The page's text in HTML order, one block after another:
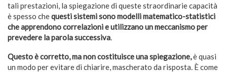
tali prestazioni, la spiegazione di queste straordinarie capacità
è spesso chequesti sistemi sono modelli matematico-statistici
che apprendono correlazioni e utilizzano un meccanismo per
prevedere la parola successiva
Questo è corretto, ma non costituisce una spiegazione,è quasi
un modo per evitare di chiarire, mascherato da risposta È come